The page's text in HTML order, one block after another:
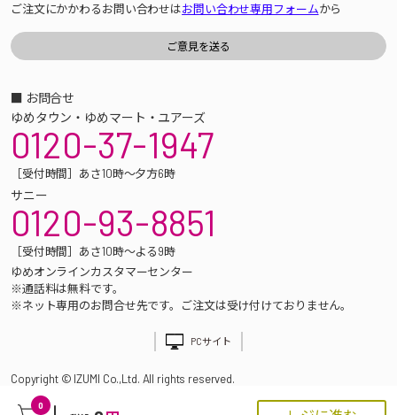
0
ご注文にかかわるお問い合わせはお問い合わせ専用フォームから
■ お問合せ
ゆめタウン・ゆめマート・ユアーズ
0120-37-1947
［受付時間］あさ10時～夕方6時
サニー
0120-93-8851
［受付時間］あさ10時～よる9時
ゆめオンラインカスタマーセンター
※通話料は無料です。
※ネット専用のお問合せ先です。ご注文は受け付けておりません。
PCサイト
Copyright © IZUMI Co.,Ltd. All rights reserved.